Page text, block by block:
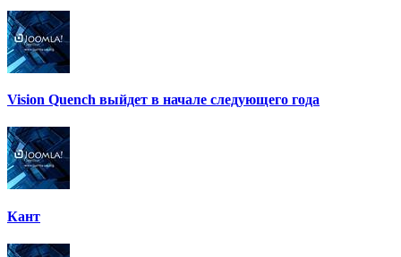
Vision Quench выйдет в начале следующего года
Кант